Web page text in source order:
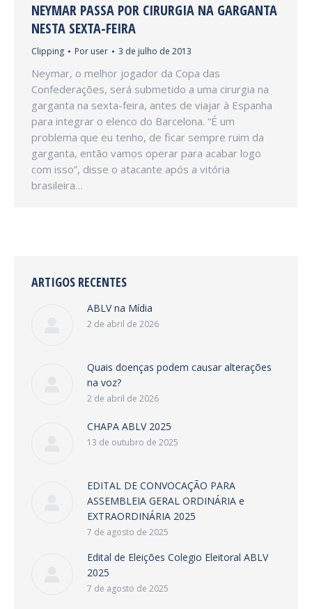
NEYMAR PASSA POR CIRURGIA NA GARGANTA
NESTA SEXTA-FEIRA
Clipping Por user 3 de julho de 2013
Neymar, o melhor jogador da Copa das
Confederações, será submetido a uma cirurgia na
garganta na sexta-feira, antes de viajar à Espanha
para integrar o elenco do Barcelona. “É um
problema que eu tenho, de ficar sempre ruim da
garganta, então vamos operar para acabar logo
com isso”, disse o atacante após a vitória
brasileira…
ARTIGOS RECENTES
ABLV na Mídia
2 de abril de 2026
Quais doenças podem causar alterações
na voz?
2 de abril de 2026
CHAPA ABLV 2025
13 de outubro de 2025
EDITAL DE CONVOCAÇÃO PARA
ASSEMBLEIA GERAL ORDINÁRIA e
EXTRAORDINÁRIA 2025
7 de agosto de 2025
Edital de Eleições Colegio Eleitoral ABLV
2025
7 de agosto de 2025